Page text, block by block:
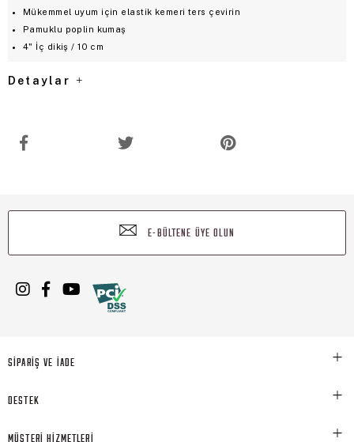
Mükemmel uyum için elastik kemeri ters çevirin
Pamuklu poplin kumaş
4" İç dikiş / 10 cm
Detaylar
E-BÜLTENE ÜYE OLUN
SİPARİŞ VE İADE
DESTEK
MÜŞTERİ HİZMETLERİ